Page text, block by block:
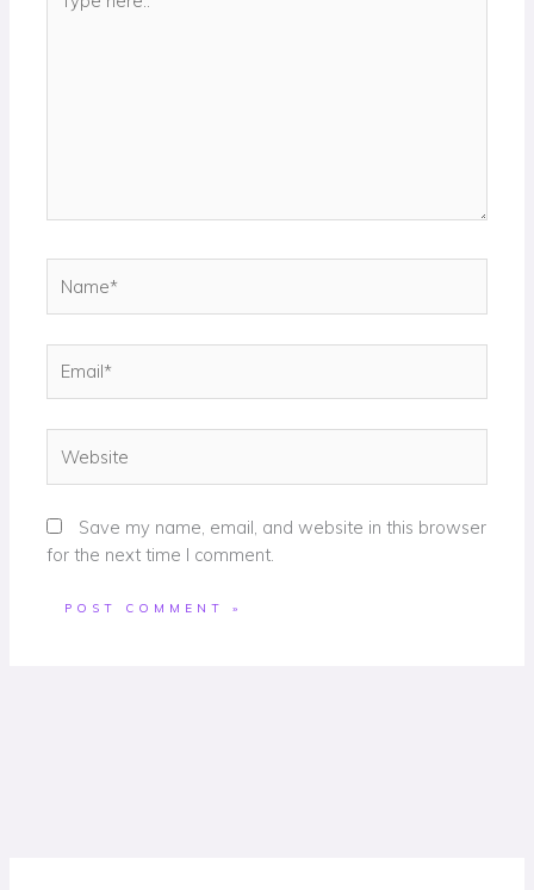
here..
Save my name, email, and website in this browser
for the next time I comment.